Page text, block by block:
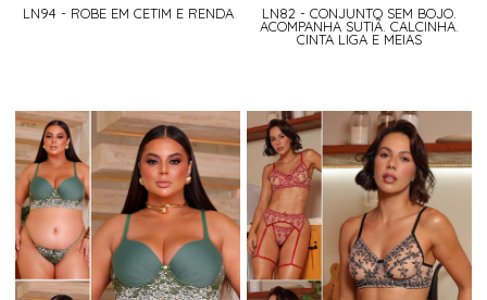
LN94 - ROBE EM CETIM E RENDA LN82 - CONJUNTO SEM BOJO.
ACOMPANHA SUTIÃ. CALCINHA.
CINTA LIGA E MEIAS